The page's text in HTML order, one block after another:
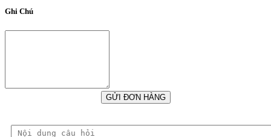
Ghi Chú
GỬI ĐƠN HÀNG